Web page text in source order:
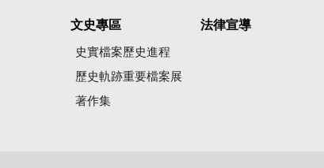
文史專區
史實檔案歷史進程
歷史軌跡重要檔案展
著作集
法律宣導